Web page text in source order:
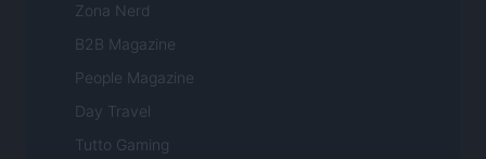
Zona Nerd
B2B Magazine
People Magazine
Day Travel
Tutto Gaming